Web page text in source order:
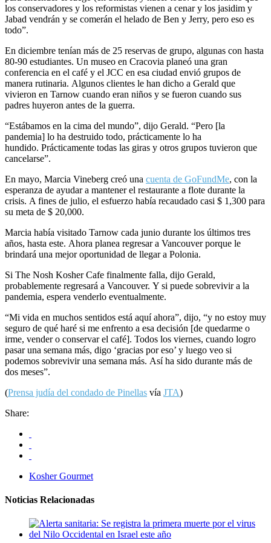
los conservadores y los reformistas vienen a cenar y los jasidim y
Jabad vendrán y se comerán el helado de Ben y Jerry, pero eso es
todo”.
En diciembre tenían más de 25 reservas de grupo, algunas con hasta
80-90 estudiantes. Un museo en Cracovia planeó una gran
conferencia en el café y el JCC en esa ciudad envió grupos de
manera rutinaria. Algunos clientes le han dicho a Gerald que
vivieron en Tarnow cuando eran niños y se fueron cuando sus
padres huyeron antes de la guerra.
“Estábamos en la cima del mundo”, dijo Gerald. “Pero [la
pandemia] lo ha destruido todo, prácticamente lo ha
hundido. Prácticamente todas las giras y otros grupos tuvieron que
cancelarse”.
En mayo, Marcia Vineberg creó una cuenta de GoFundMe, con la
esperanza de ayudar a mantener el restaurante a flote durante la
crisis. A fines de julio, el esfuerzo había recaudado casi $ 1,300 para
su meta de $ 20,000.
Marcia había visitado Tarnow cada junio durante los últimos tres
años, hasta este. Ahora planea regresar a Vancouver porque le
brindará una mejor oportunidad de llegar a Polonia.
Si The Nosh Kosher Cafe finalmente falla, dijo Gerald,
probablemente regresará a Vancouver. Y si puede sobrevivir a la
pandemia, espera venderlo eventualmente.
“Mi vida en muchos sentidos está aquí ahora”, dijo, “y no estoy muy
seguro de qué haré si me enfrento a esa decisión [de quedarme o
irme, vender o conservar el café]. Todos los viernes, cuando logro
pasar una semana más, digo ‘gracias por eso’ y luego veo si
podemos sobrevivir una semana más. Así ha sido durante más de
dos meses”.
(Prensa judía del condado de Pinellas vía JTA)
Share:
Kosher Gourmet
Noticias Relacionadas